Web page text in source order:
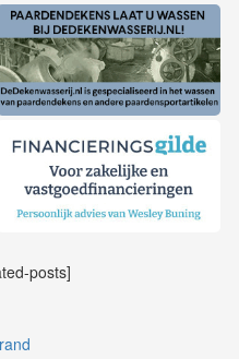
posts]